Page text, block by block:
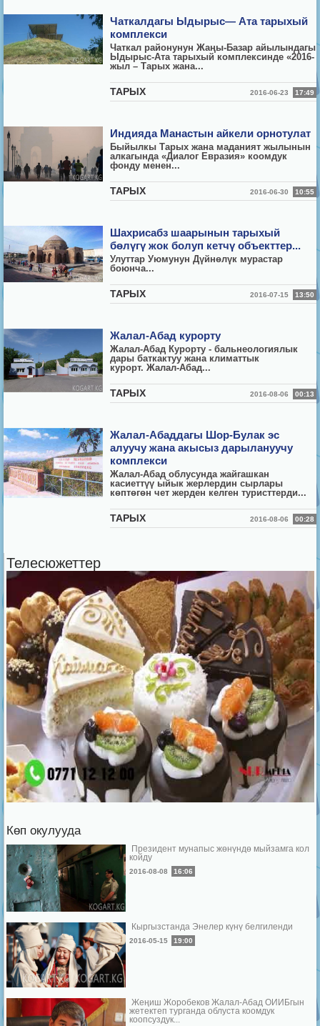
Чаткалдагы Ыдырыс— Ата тарыхый
комплекси
Чаткал районунун Жаңы-Базар айылындагы
­Ыдырыс-Ата тарыхый комплексинде «2016-
ж­ыл – Тарых жана...
ТАРЫХ 2016-06-23 17:49
Индияда Манастын айкели орнотулат
Быйылкы Тарых жана маданият жылынын
алкагында «Диалог Евразия» коомдук
фонду менен...
ТАРЫХ 2016-06-30 10:55
Шахрисабз шаарынын тарыхый
бөлүгү жок болуп кетчү объекттер...
Улуттар Уюмунун Дүйнөлүк мурастар
боюнча...
ТАРЫХ 2016-07-15 13:50
Жалал-Абад курорту
Жалал-Абад Курорту - бальнеологиялык
дары баткактуу жана климаттык
курорт. Жалал-Абад...
ТАРЫХ 2016-08-06 00:13
Жалал-Абаддагы Шор-Булак эс
алуучу жана акысыз дарылануучу
комплекси
Жалал-Абад облусунда жайгашкан
касиеттүү ыйык жерлердин сырлары
көптөгөн чет жерден келген туристтерди...
ТАРЫХ 2016-08-06 00:28
Телесюжеттер
Көп окулууда
Президент мунапыс жөнүндө мыйзамга кол
койду
2016-08-08 16:06
Кыргызстанда Энелер күнү белгиленди
2016-05-15 19:00
Жеңиш Жоробеков Жалал-Абад ОИИБгын
жетектеп турганда облуста коомдук
коопсуздук...